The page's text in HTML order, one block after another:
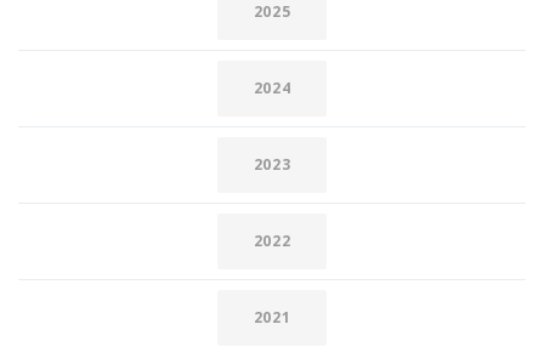
2025
2024
2023
2022
2021